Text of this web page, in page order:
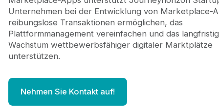
Unternehmen bei der Entwicklung von Marketplace-
reibungslose Transaktionen ermöglichen, das
Plattformmanagement vereinfachen und das
Wachstum wettbewerbsfähiger digitaler Marktplätze
unterstützen.
Nehmen Sie Kontakt auf!